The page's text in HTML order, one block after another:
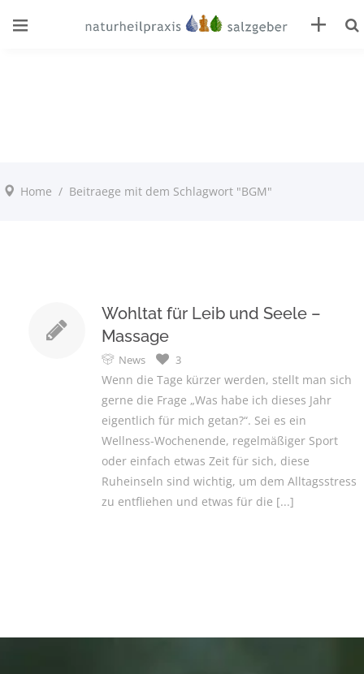
Home / Beitraege mit dem Schlagwort "BGM"
Wohltat für Leib und Seele –
Massage
News 3
Wenn die Tage kürzer werden, stellt man sich
gerne die Frage „Was habe ich dieses Jahr
eigentlich für mich getan?“. Sei es ein
Wellness-Wochenende, regelmäßiger Sport
oder einfach etwas Zeit für sich, diese
Ruheinseln sind wichtig, um dem Alltagsstress
zu entfliehen und etwas für die [...]